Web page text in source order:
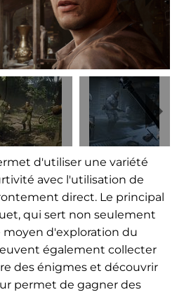
d'utiliser une variété
avec l'utilisation de
direct. Le principal
qui sert non seulement
moyen d'exploration du
également collecter
des énigmes et découvrir
permet de gagner des